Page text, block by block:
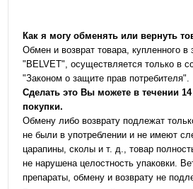
Как я могу обменять или вернуть
Обмен и возврат товара, купленного в
"BELVET", осуществляется только в
"Законом о защите прав потребителя".
Сделать это Вы можете в течении
покупки.
Обмену либо возврату подлежат
не были в употреблении и не имеют
царапины, сколы и т. д., товар
не нарушена целостность упаковки.
препараты, обмену и возврату не